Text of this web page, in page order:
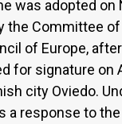
was adopted on
the Committee
of Europe,
for signature on
city Oviedo.
a response to the